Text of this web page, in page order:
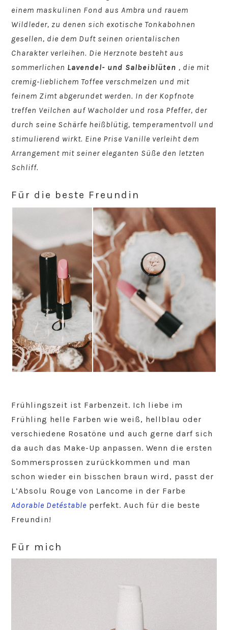
einem maskulinen Fond aus Ambra und rauem
Wildleder, zu denen sich exotische Tonkabohnen
gesellen, die dem Duft seinen orientalischen
Charakter verleihen. Die Herznote besteht aus
sommerlichen Lavendel- und Salbeiblüten , die mit
cremig-lieblichem Toffee verschmelzen und mit
feinem Zimt abgerundet werden. In der Kopfnote
treffen Veilchen auf Wacholder und rosa Pfeffer, der
durch seine Schärfe heißblütig, temperamentvoll und
stimulierend wirkt. Eine Prise Vanille verleiht dem
Arrangement mit seiner eleganten Süße den letzten
Schliff.
Für die beste Freundin
Frühlingszeit ist Farbenzeit. Ich liebe im
Frühling helle Farben wie weiß, hellblau oder
verschiedene Rosatöne und auch gerne darf sich
da auch das Make-Up anpassen. Wenn die ersten
Sommersprossen zurückkommen und man
schon wieder ein bisschen braun wird, passt der
L’Absolu Rouge von Lancome in der Farbe
Adorable Detéstable perfekt. Auch für die beste
Freundin!
Für mich